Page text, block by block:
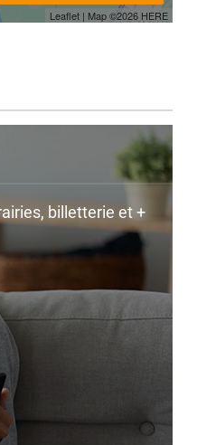
Leaflet | Map ©2026 HERE
billetterie et +